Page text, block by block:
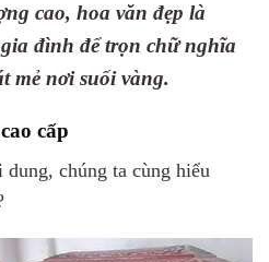
cao, hoa văn đẹp là
đình để trọn chữ nghĩa
mẻ nơi suối vàng.
cấp
chúng ta cùng hiểu